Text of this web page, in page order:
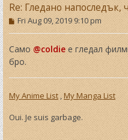
Re: Гледано напоследък,
P
o
s
t
Fri Aug 09, 2019 9:10 pm
Само@coldieе гледал
бро.
My Anime List,My Manga List
Oui. Je suis garbage.